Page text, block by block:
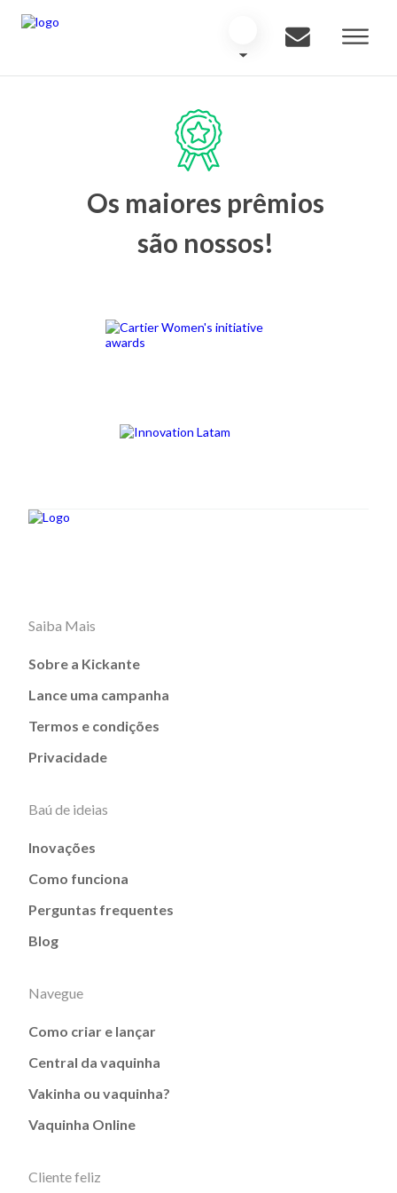
Os maiores prêmios
são nossos!
Saiba Mais
Sobre a Kickante
Lance uma campanha
Termos e condições
Privacidade
Baú de ideias
Inovações
Como funciona
Perguntas frequentes
Blog
Navegue
Como criar e lançar
Central da vaquinha
Vakinha ou vaquinha?
Vaquinha Online
Cliente feliz